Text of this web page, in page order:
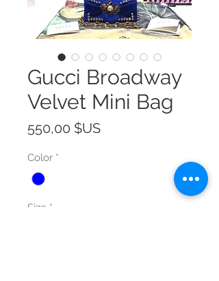
Gucci Broadway
Velvet Mini Bag
550,00 $USPrix
Color *
Size *